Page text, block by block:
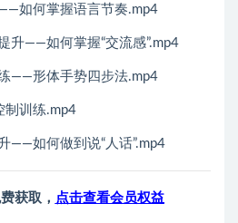
如何掌握语言节奏.mp4
升——如何掌握“交流感”.mp4
——形体手势四步法.mp4
制训练.mp4
——如何做到说“人话”.mp4
获取， 点击查看会员权益